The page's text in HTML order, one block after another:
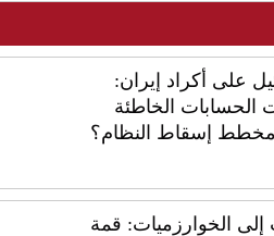
على أكراد إيران:
الخاطئة
مخطط إسقاط النظام؟
إلى الخوارزميات: قمة